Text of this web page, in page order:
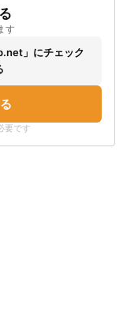
す
」にチェック
要です